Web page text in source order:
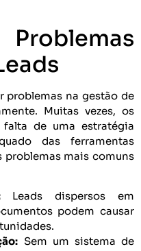
problemas na gestão de
Muitas vezes, os
de uma estratégia
das ferramentas
mais comuns
Leads dispersos em
podem causar
Sem um sistema de